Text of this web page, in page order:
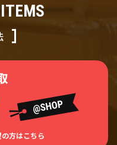
方はこちら